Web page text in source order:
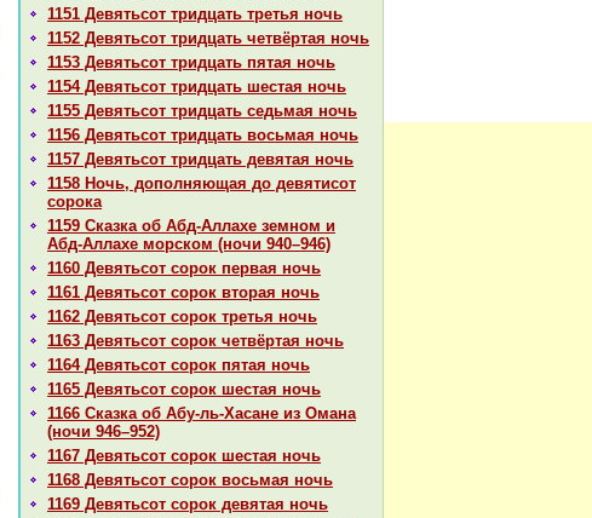
1151 Девятьсот тридцать третья ночь
1152 Девятьсот тридцать четвёртая ночь
1153 Девятьсот тридцать пятая ночь
1154 Девятьсот тридцать шестая ночь
1155 Девятьсот тридцать седьмая ночь
1156 Девятьсот тридцать восьмая ночь
1157 Девятьсот тридцать девятая ночь
1158 Ночь, дополняющая до девятисот
сорока
1159 Сказка об Абд-Аллахе земном и
Абд-Аллахе морскoм (ночи 940–946)
1160 Девятьсот сорок первая ночь
1161 Девятьсот сорок втоpaя ночь
1162 Девятьсот сорок третья ночь
1163 Девятьсот сорок четвёртая ночь
1164 Девятьсот сорок пятая ночь
1165 Девятьсот сорок шестая ночь
1166 Сказка об Абу-ль-Хаcaне из Оманa
(ночи 946–952)
1167 Девятьсот сорок шестая ночь
1168 Девятьсот сорок восьмая ночь
1169 Девятьсот сорок девятая ночь